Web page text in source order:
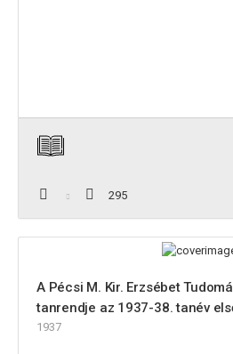
295
A Pécsi M. Kir. Erzsébet
tanrendje az 1937-38. tanév
1937